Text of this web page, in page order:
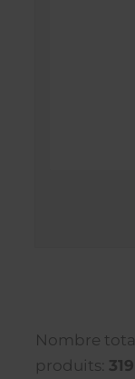
Nombre
produits: 319